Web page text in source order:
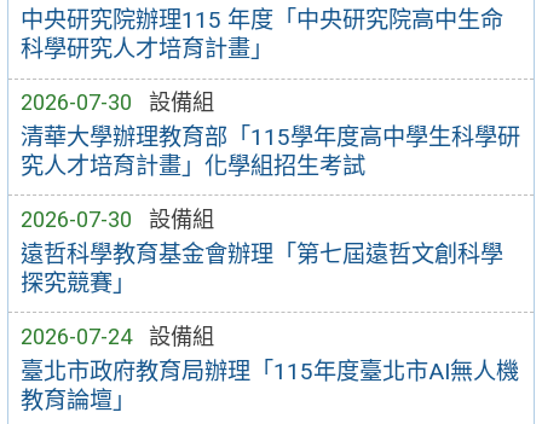
中央研究院辦理115 年度「中央研究院高中生命
科學研究人才培育計畫」
2026-07-30 設備組
清華大學辦理教育部「115學年度高中學生科學研
究人才培育計畫」化學組招生考試
2026-07-30 設備組
遠哲科學教育基金會辦理「第七屆遠哲文創科學
探究競賽」
2026-07-24 設備組
臺北市政府教育局辦理「115年度臺北市AI無人機
教育論壇」